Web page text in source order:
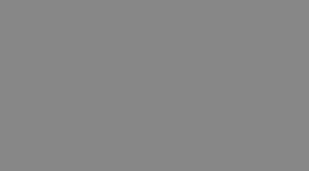
viene
sua analisi dei
combinazione
al fine di
siano
qualsiasi
l'utilizzo
la versione
supporta
domini.